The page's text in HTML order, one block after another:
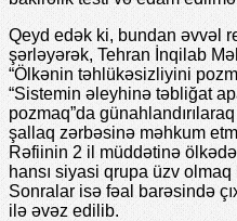
Qeyd edək ki, bundan əvvəl
şərləyərək, Tehran İnqilab
“Ölkənin təhlükəsizliyini
“Sistemin əleyhinə təbliğat
pozmaq”da
şallaq zərbəsinə məhkum
Rəfiinin 2 il müddətinə
hansı siyasi qrupa üzv
Sonralar isə fəal barəsində
ilə əvəz edilib.